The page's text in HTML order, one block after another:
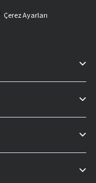
Çerez Ayarları